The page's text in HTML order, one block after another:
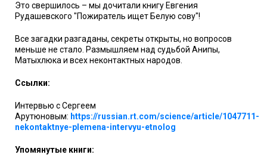
Это свершилось – мы дочитали книгу Евгения
Рудашевского "Пожиратель ищет Белую сову"!
Все загадки разгаданы, секреты открыты, но вопросов
меньше не стало. Размышляем над судьбой Анипы,
Матыхлюка и всех неконтактных народов.
Ссылки:
Интервью с Сергеем
Арутюновым: https://russian.rt.com/science/article/1047711-
nekontaktnye-plemena-intervyu-etnolog
Упомянутые книги: